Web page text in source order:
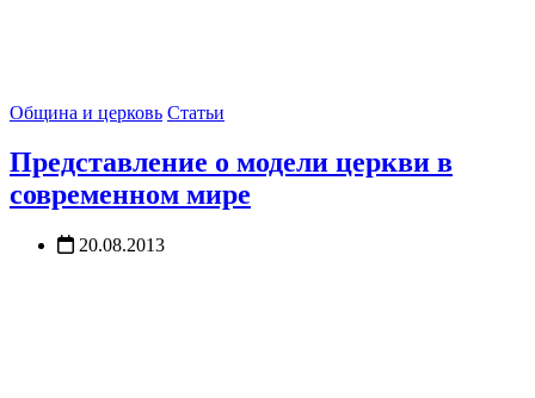
Община и церковь Статьи
Представление о модели церкви в
современном мире
20.08.2013